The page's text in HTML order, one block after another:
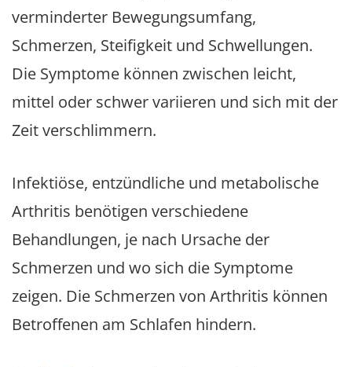
verminderter Bewegungsumfang,
Schmerzen, Steifigkeit und Schwellungen.
Die Symptome können zwischen leicht,
mittel oder schwer variieren und sich mit der
Zeit verschlimmern.
Infektiöse, entzündliche und metabolische
Arthritis benötigen verschiedene
Behandlungen, je nach Ursache der
Schmerzen und wo sich die Symptome
zeigen. Die Schmerzen von Arthritis können
Betroffenen am Schlafen hindern.